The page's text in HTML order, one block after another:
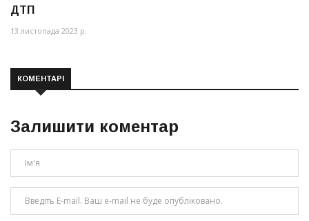
ДТП
13 листопада 2023 р.
КОМЕНТАРІ
Залишити коментар